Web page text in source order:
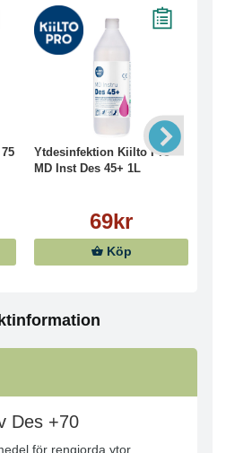
Ytdesinfektion Kiilto Pro
MD Inst Des 45+ 1L
69kr
Köp
Des +70
för rengjorda ytor.